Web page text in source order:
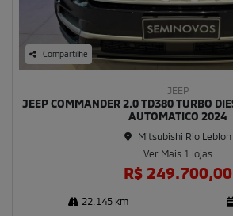
Compartilhe
JEEP
JEEP COMMANDER 2.0 TD380 TURBO
AUTOMATICO 2024
Mitsubishi Rio Leblon
Ver Mais 1 lojas
R$ 249.700,00
22.145 km